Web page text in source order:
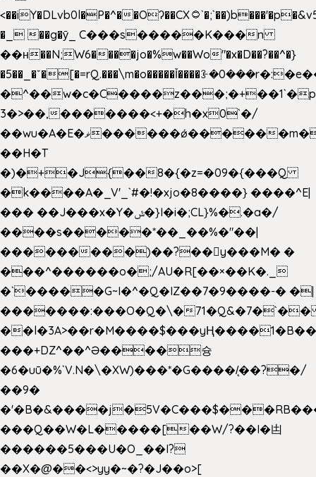
<��iY�DLvb0l�P�^��Oʔ��CX۝`�;`��)b���'�p�&v5(�
�_ ��g�ӯ_ C���s�����K���n
��н��N;W6����jo�%w��Wo"�x�D��?��^�}
�5��
3�>��,�������<+�h�x0`�/
��wu�A�E�ޥ������ǿ������m��d�C��9��e�D��1�2�/
��H�T
�)�+�J{��8�{�z=�09�{���Q
�k����A�_V'_`#�!�xjo�8����} ����^E|
��� ��J���x�Y�ݜ�}I�i�;CL}%�.�a�/
����s�����*��_��%�"��|
���������)��?��򥞾y���M� �
���^������o�;/AU�R[��×��K�._
�`�����G~I�^�Q�IZ��7�9����-� �|
�������:���O�Q�\�
���+DZ^��^Ə����슝
�6�uū�%`V.N�\�XW)���*�G����/̨��?�/
��9�
���Q��W�L�����[��W/?��I�凷
������5���U�O_��I?
��X�@��<>yy�~�?�J��o>[